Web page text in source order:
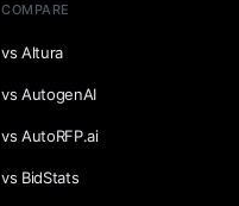
COMPARE
vs Altura
vs AutogenAI
vs AutoRFP.ai
vs BidStats